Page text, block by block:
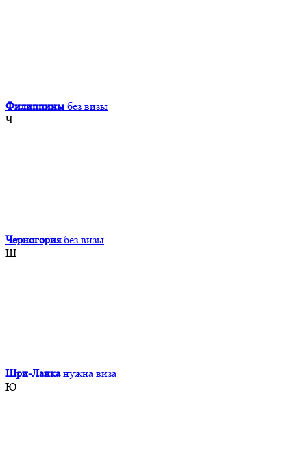
Филиппины без визы
Ч
Черногория без визы
Ш
Шри-Ланка нужна виза
Ю